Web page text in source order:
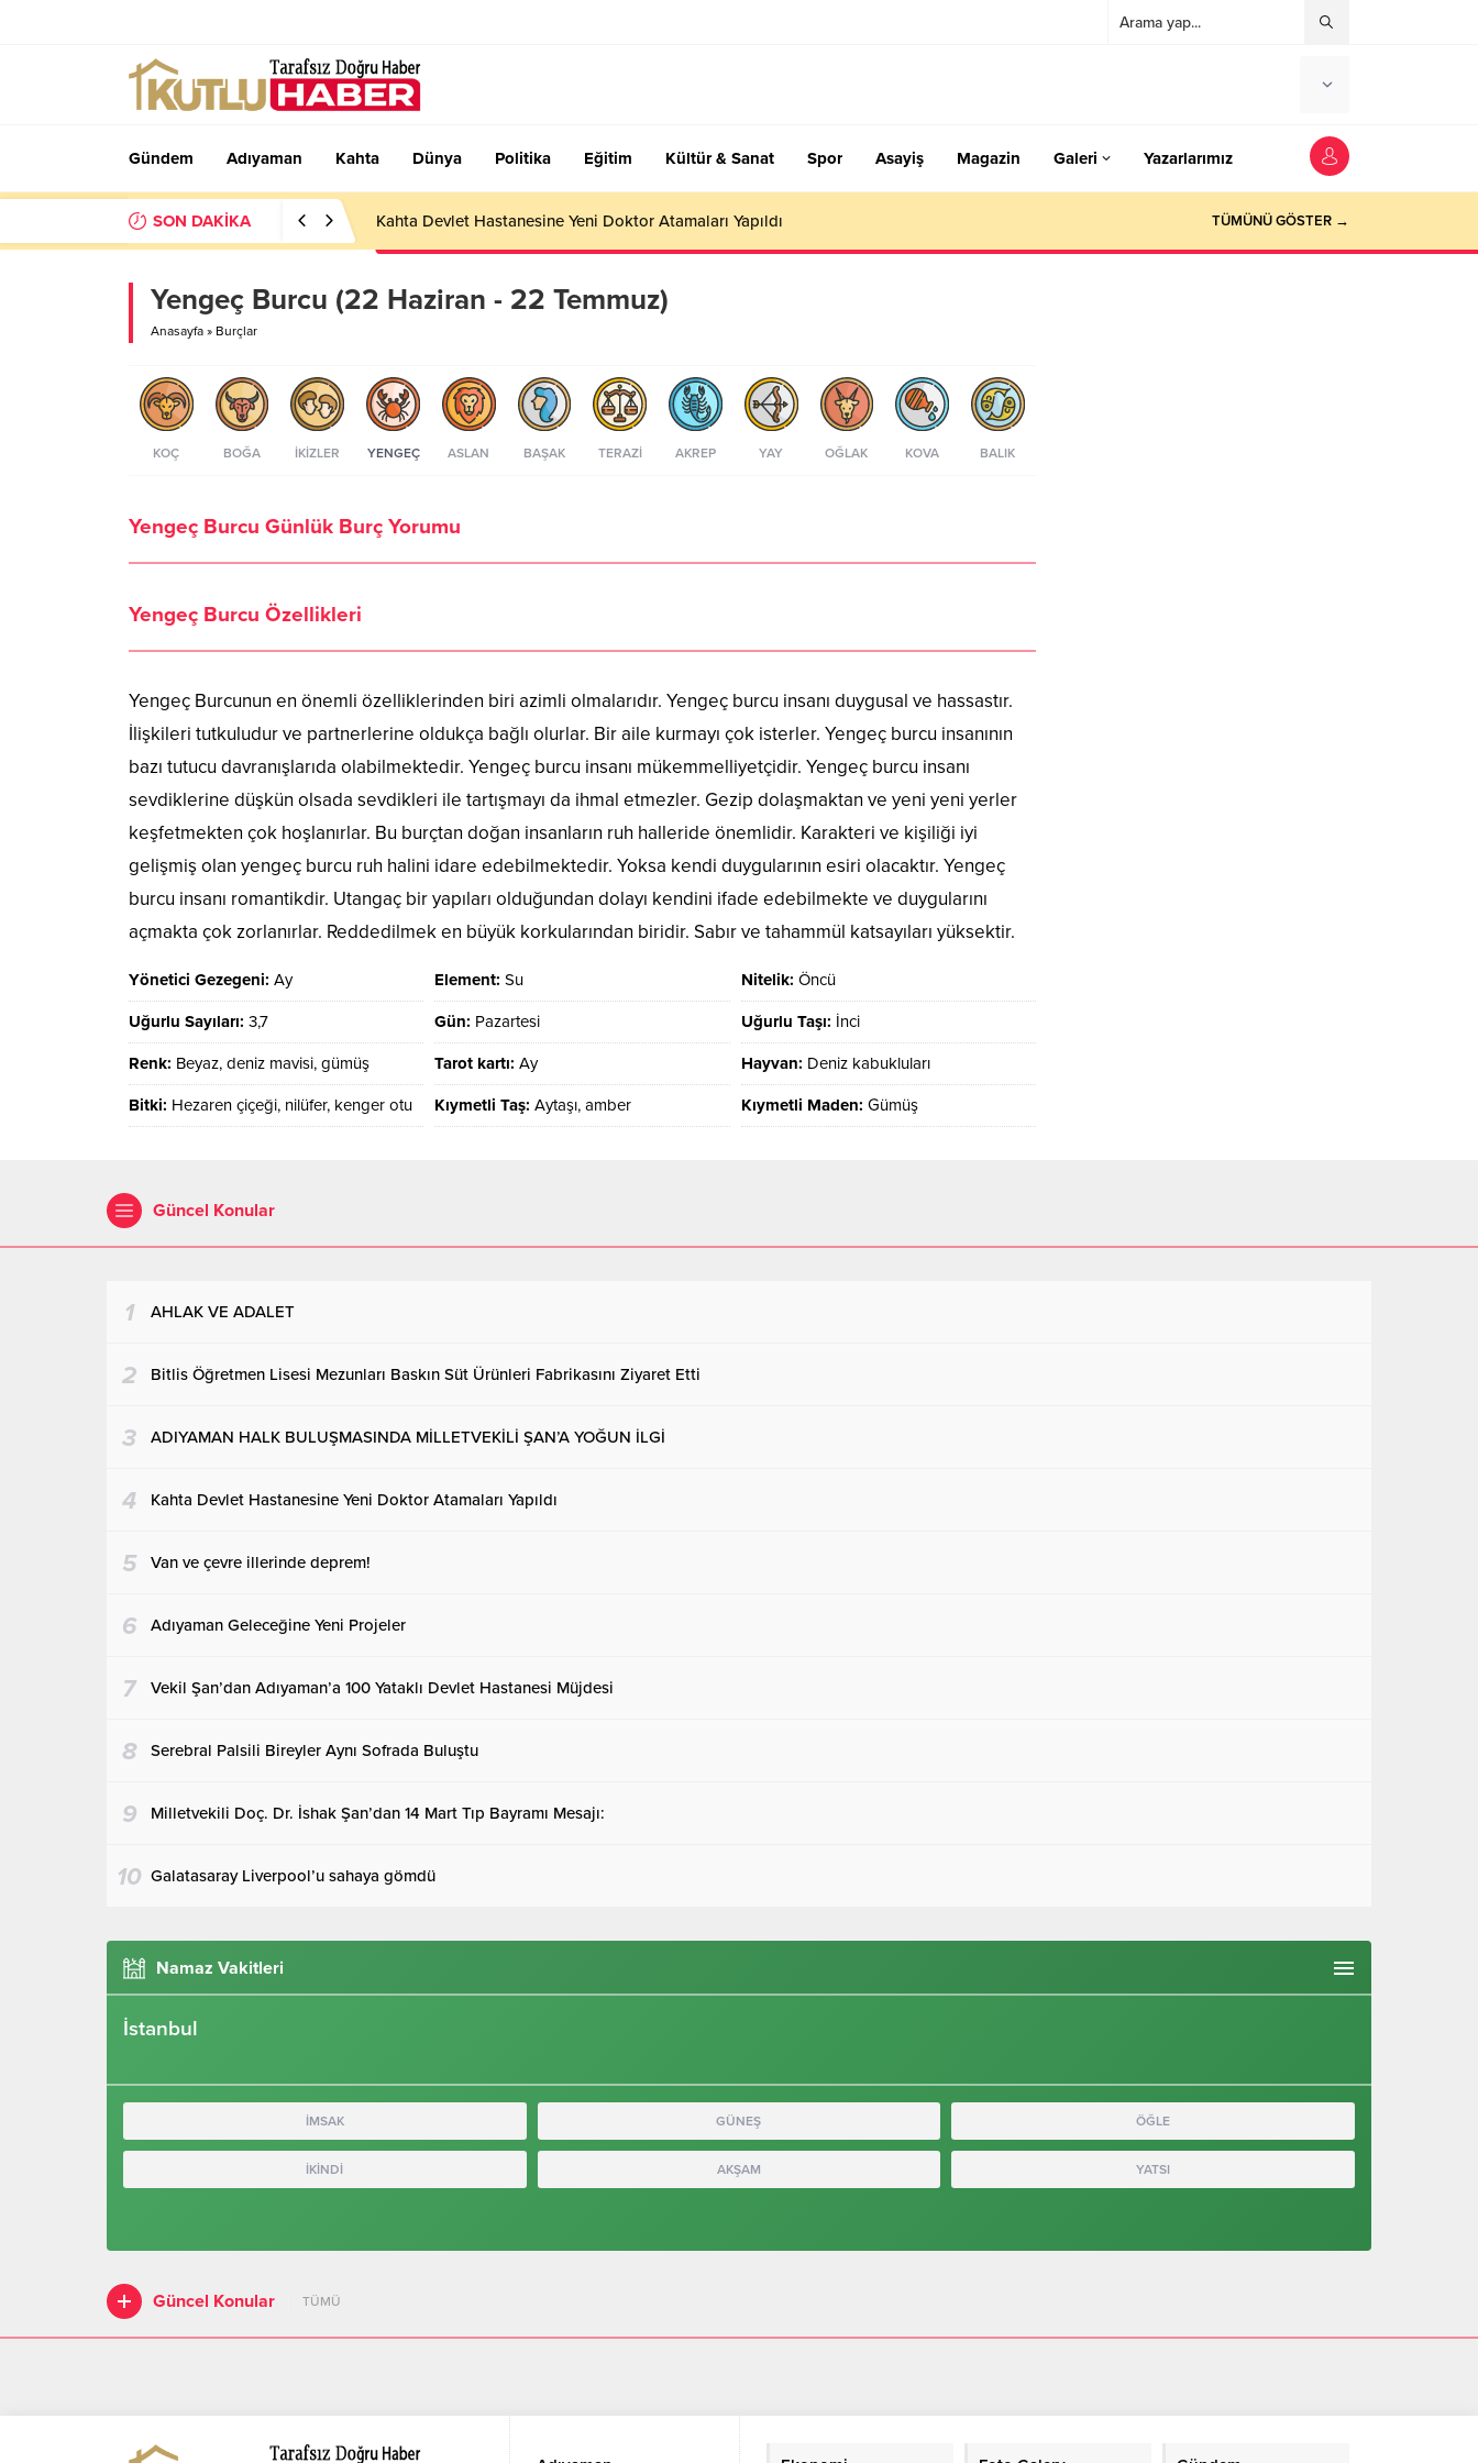
Gündem Adıyaman Kahta Dünya Politika Eğitim Kültür & Sanat Spor Asayiş Magazin Galeri Yazarlarımız
SON DAKİKA Kahta Devlet Hastanesine Yeni Doktor Atamaları Yapıldı TÜMÜNÜ GÖSTER →
Yengeç Burcu (22 Haziran - 22 Temmuz)
Anasayfa » Burçlar
KOÇ BOĞA İKIZLER YENGEÇ ASLAN BAŞAK TERAZI AKREP YAY OĞLAK KOVA BALIK
Yengeç Burcu Günlük Burç Yorumu
Yengeç Burcu Özellikleri
Yengeç Burcunun en önemli özelliklerinden biri azimli olmalarıdır. Yengeç burcu insanı duygusal ve hassastır.
İlişkileri tutkuludur ve partnerlerine oldukça bağlı olurlar. Bir aile kurmayı çok isterler. Yengeç burcu insanının
bazı tutucu davranışlarıda olabilmektedir. Yengeç burcu insanı mükemmelliyetçidir. Yengeç burcu insanı
sevdiklerine düşkün olsada sevdikleri ile tartışmayı da ihmal etmezler. Gezip dolaşmaktan ve yeni yeni yerler
keşfetmekten çok hoşlanırlar. Bu burçtan doğan insanların ruh halleride önemlidir. Karakteri ve kişiliği iyi
gelişmiş olan yengeç burcu ruh halini idare edebilmektedir. Yoksa kendi duygularının esiri olacaktır. Yengeç
burcu insanı romantikdir. Utangaç bir yapıları olduğundan dolayı kendini ifade edebilmekte ve duygularını
açmakta çok zorlanırlar. Reddedilmek en büyük korkularından biridir. Sabır ve tahammül katsayıları yüksektir.
Yönetici Gezegeni: Ay Element: Su Nitelik: Öncü
Uğurlu Sayıları: 3,7 Gün: Pazartesi Uğurlu Taşı: İnci
Renk: Beyaz, deniz mavisi, gümüş Tarot kartı: Ay Hayvan: Deniz kabukluları
Bitki: Hezaren çiçeği, nilüfer, kenger otu Kıymetli Taş: Aytaşı, amber Kıymetli Maden: Gümüş
Güncel Konular
1 AHLAK VE ADALET
2 Bitlis Öğretmen Lisesi Mezunları Baskın Süt Ürünleri Fabrikasını Ziyaret Etti
3 ADIYAMAN HALK BULUŞMASINDA MİLLETVEKİLİ ŞAN’A YOĞUN İLGİ
4 Kahta Devlet Hastanesine Yeni Doktor Atamaları Yapıldı
5 Van ve çevre illerinde deprem!
6 Adıyaman Geleceğine Yeni Projeler
7 Vekil Şan’dan Adıyaman’a 100 Yataklı Devlet Hastanesi Müjdesi
8 Serebral Palsili Bireyler Aynı Sofrada Buluştu
9 Milletvekili Doç. Dr. İshak Şan’dan 14 Mart Tıp Bayramı Mesajı:
10 Galatasaray Liverpool’u sahaya gömdü
Namaz Vakitleri
İstanbul
İMSAK GÜNEŞ ÖĞLE
İKİNDİ AKŞAM YATSI
Güncel Konular TÜMÜ